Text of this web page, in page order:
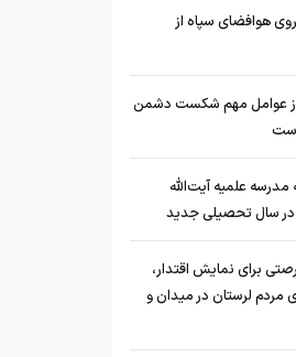
هوافضای سپاه از
از عوامل مهم شکست دشمن
مدرسه علمیه آیت‌الله
سال تحصیلی جدید
برای نمایش اقتدار،
مردم لرستان در میدان و